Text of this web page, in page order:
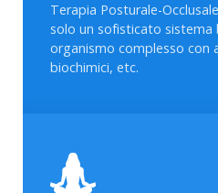
Terapia Posturale-
solo un sofisticato sistema
organismo complesso con
biochimici, etc.